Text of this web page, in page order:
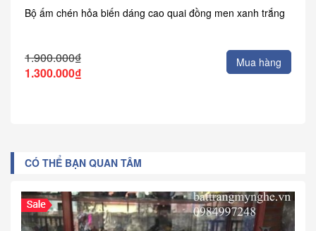
Bộ ấm chén hỏa biến dáng cao quai đồng men xanh trắng
1.900.000₫
1.300.000₫
Mua hàng
CÓ THỂ BẠN QUAN TÂM